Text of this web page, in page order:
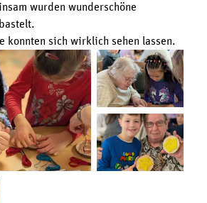
wurden wunderschöne
konnten sich wirklich sehen lassen.